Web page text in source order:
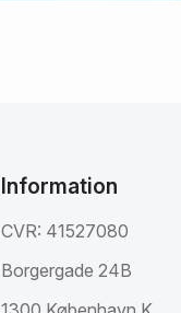
Information
CVR: 41527080
Borgergade 24B